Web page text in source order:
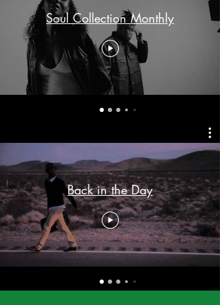
Soul Collection Monthly
Back in the Day